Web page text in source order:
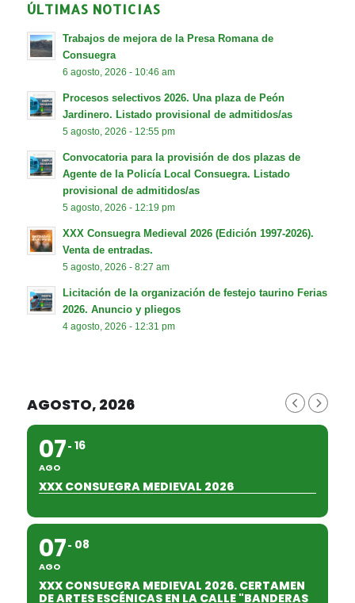
ÚLTIMAS NOTICIAS
Trabajos de mejora de la Presa Romana de
Consuegra
6 agosto, 2026 - 10:46 am
Procesos selectivos 2026. Una plaza de Peón
Jardinero. Listado provisional de admitidos/as
5 agosto, 2026 - 12:55 pm
Convocatoria para la provisión de dos plazas de
Agente de la Policía Local Consuegra. Listado
provisional de admitidos/as
5 agosto, 2026 - 12:19 pm
XXX Consuegra Medieval 2026 (Edición 1997-2026).
Venta de entradas.
5 agosto, 2026 - 8:27 am
Licitación de la organización de festejo taurino Ferias
2026. Anuncio y pliegos
4 agosto, 2026 - 12:31 pm
AGOSTO, 2026
07
AGO
16
XXX CONSUEGRA MEDIEVAL 2026
07
AGO
08
XXX CONSUEGRA MEDIEVAL 2026. CERTAMEN
DE ARTES ESCÉNICAS EN LA CALLE "BANDERAS